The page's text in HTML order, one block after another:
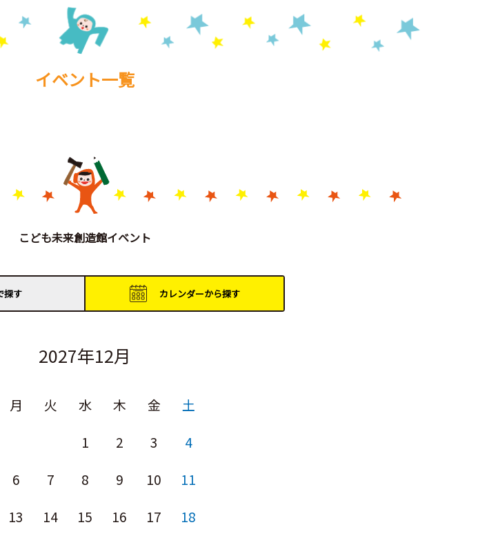
イベント一覧
こども未来創造館イベント
探す カレンダーから探す
2027年12月
月 火 水 木 金
土
1
2 3
4
6 7 8 9 10
11
13 14 15 16 17
18